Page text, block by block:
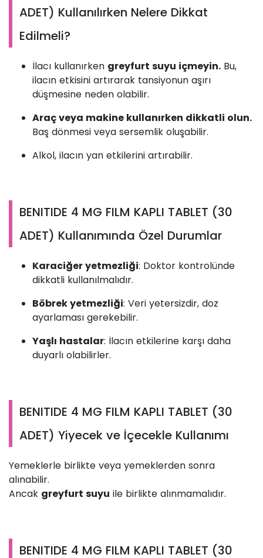
ADET) Kullanılırken Nelere Dikkat
Edilmeli?
İlacı kullanırken greyfurt suyu içmeyin. Bu,
ilacın etkisini artırarak tansiyonun aşırı
düşmesine neden olabilir.
Araç veya makine kullanırken dikkatli olun.
Baş dönmesi veya sersemlik oluşabilir.
Alkol, ilacın yan etkilerini artırabilir.
BENITIDE 4 MG FILM KAPLI TABLET (30
ADET) Kullanımında Özel Durumlar
Karaciğer yetmezliği: Doktor kontrolünde
dikkatli kullanılmalıdır.
Böbrek yetmezliği: Veri yetersizdir, doz
ayarlaması gerekebilir.
Yaşlı hastalar: İlacın etkilerine karşı daha
duyarlı olabilirler.
BENITIDE 4 MG FILM KAPLI TABLET (30
ADET) Yiyecek ve İçecekle Kullanımı
Yemeklerle birlikte veya yemeklerden sonra
alınabilir.
Ancak greyfurt suyu ile birlikte alınmamalıdır.
BENITIDE 4 MG FILM KAPLI TABLET (30